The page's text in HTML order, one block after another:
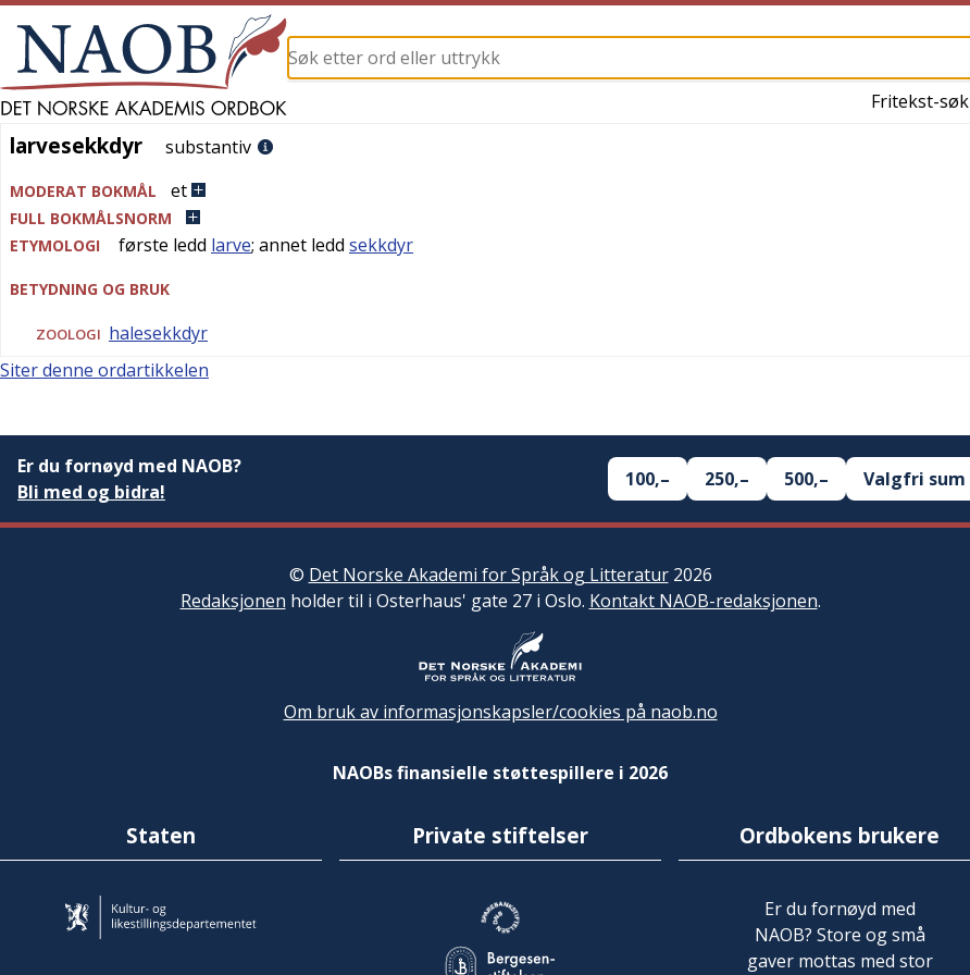
Fritekst-søk
larvesekkdyr
larvesekkdyr substantiv
MODERAT BOKMÅL et
FULL BOKMÅLSNORM
ETYMOLOGI
første ledd larve; annet ledd sekkdyr
BETYDNING OG BRUK
ZOOLOGI halesekkdyr
Siter denne ordartikkelen
Er du fornøyd med NAOB?
Bli med og bidra!
100,– 250,– 500,– Valgfri sum
© Det Norske Akademi for Språk og Litteratur2026
Redaksjonen holder til i Osterhaus' gate 27 i Oslo. Kontakt NAOB-redaksjonen.
Om bruk av informasjonskapsler/cookies på naob.no
NAOBs finansielle støttespillere i 2026
Staten Private stiftelser Ordbokens brukere
Er du fornøyd med
NAOB? Store og små
gaver mottas med stor